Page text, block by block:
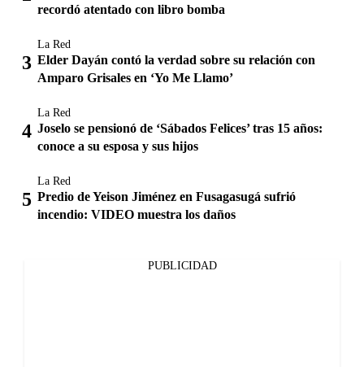
recordó atentado con libro bomba
La Red
Elder Dayán contó la verdad sobre su relación con
Amparo Grisales en ‘Yo Me Llamo’
La Red
Joselo se pensionó de ‘Sábados Felices’ tras 15 años:
conoce a su esposa y sus hijos
La Red
Predio de Yeison Jiménez en Fusagasugá sufrió
incendio: VIDEO muestra los daños
PUBLICIDAD